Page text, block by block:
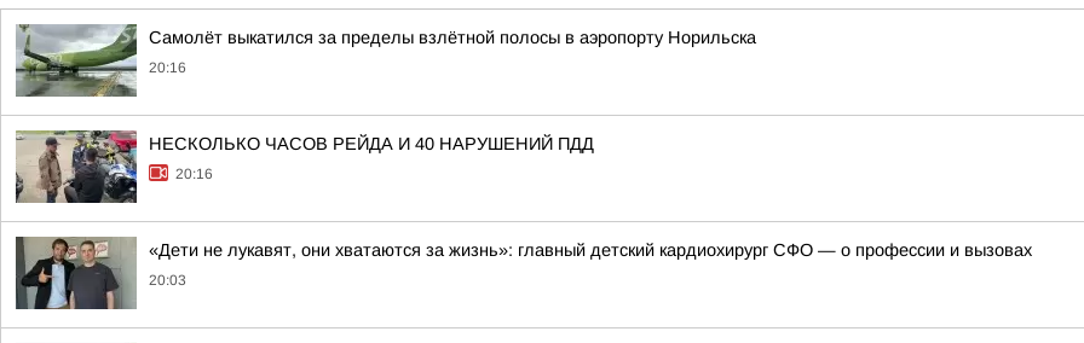
Самолёт выкатился за пределы взлётной полосы в аэропорту Норильска
20:16
НЕСКОЛЬКО ЧАСОВ РЕЙДА И 40 НАРУШЕНИЙ ПДД
20:16
«Дети не лукавят, они хватаются за жизнь»: главный детский кардиохирург СФО — о профессии и вызовах
20:03